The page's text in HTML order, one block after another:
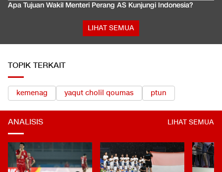
Apa Tujuan Wakil Menteri Perang AS Kunjungi Indonesia?
LIHAT SEMUA
TOPIK TERKAIT
kemenag yaqut cholil qoumas ptun
ANALISIS LIHAT SEMUA